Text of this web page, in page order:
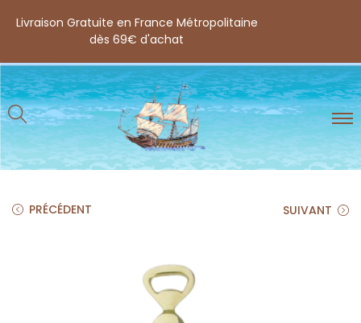
Livraison Gratuite en France Métropolitaine
dès 69€ d'achat
PRÉCÉDENT SUIVANT